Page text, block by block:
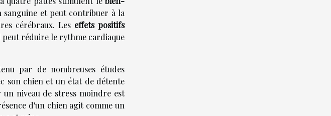
et peut contribuer à la
cérébraux. Les effets positifs
peut réduire le rythme cardiaque
par de nombreuses études
son chien et un état de détente
niveau de stress moindre est
d'un chien agit comme un